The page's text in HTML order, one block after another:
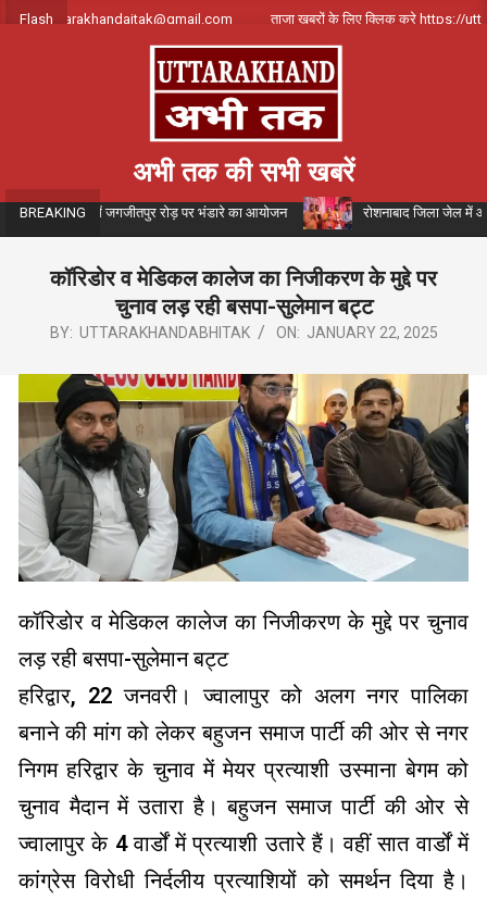
SkipFlash
करे uttarakhandajtak@gmail.com ताजा खबरों के लिए क्लिक करे https://
अभी तक की सभी खबरें
BREAKING
के संयोजन में जगजीतपुर रोड़ पर भंडारे का आयोजन रोशनाबाद जिला जेल में
कॉरिडोर व मेडिकल कालेज का निजीकरण के मुद्दे पर
चुनाव लड़ रही बसपा-सुलेमान बट्ट
BY: UTTARAKHANDABHITAK ON: JANUARY 22, 2025
कॉरिडोर व मेडिकल कालेज का निजीकरण के मुद्दे पर चुनाव
लड़ रही बसपा-सुलेमान बट्ट
हरिद्वार, 22 जनवरी। ज्वालापुर को अलग नगर पालिका
बनाने की मांग को लेकर बहुजन समाज पार्टी की ओर से नगर
निगम हरिद्वार के चुनाव में मेयर प्रत्याशी उस्माना बेगम को
चुनाव मैदान में उतारा है। बहुजन समाज पार्टी की ओर से
ज्वालापुर के 4 वार्डों में प्रत्याशी उतारे हैं। वहीं सात वार्डों में
कांग्रेस विरोधी निर्दलीय प्रत्याशियों को समर्थन दिया है।